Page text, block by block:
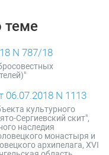
теме
N 787/18
N 1113
культурного
Сергиевский скит",
наследия
монастыря и
архипелага, XVI